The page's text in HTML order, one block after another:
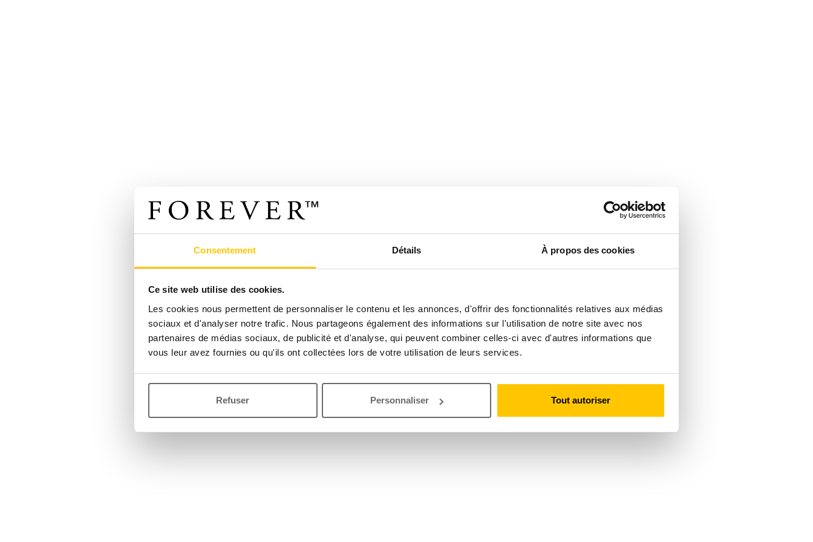
Consentement Détails À propos des cookies
Ce site web utilise des cookies.
Les cookies nous permettent de personnaliser le contenu et les annonces, d'offrir des fonctionnalités relatives aux médias
sociaux et d'analyser notre trafic. Nous partageons également des informations sur l'utilisation de notre site avec nos
partenaires de médias sociaux, de publicité et d'analyse, qui peuvent combiner celles-ci avec d'autres informations que
vous leur avez fournies ou qu'ils ont collectées lors de votre utilisation de leurs services.
Refuser Personnaliser Tout autoriser